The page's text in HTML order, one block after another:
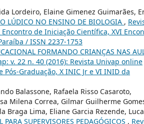
Lordeiro, Elaine Gimenez Guimarães,
LÚDICO NO ENSINO DE BIOLOGIA ,
de Iniciação Científica, XVI
/ ISSN 2237-1753
FORMANDO CRIANÇAS NAS
v. 22 n. 40 (2016): Revista Univap online
Graduação, X INIC Jr e VI INID da
Balassone, Rafaela Risso Casaroto,
Milena Correa, Gilmar Guilherme
Braga Lima, Eliane Garcia Rezende,
SUPERVISORES PEDAGÓGICOS ,